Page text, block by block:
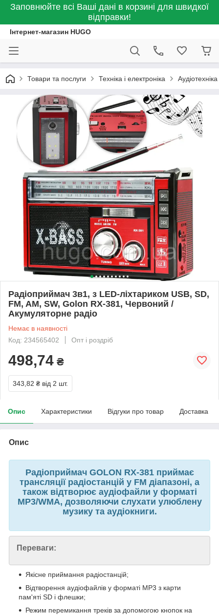
Заповнюйте всі Ваші дані в корзині для швидкої
відправки!
Інтернет-магазин HUGO
Товари та послуги Техніка і електроніка Аудіотехніка
Радіоприймач 3в1, з LED-ліхтариком USB, SD,
FM, AM, SW, Golon RX-381, Червоний /
Акумуляторне радіо
Немає в наявності
Код: 234565402
Опт і роздріб
498,74 ₴
343,82 ₴ від 2 шт.
Опис Характеристики Відгуки про товар Доставка
Опис
Радіоприймач GOLON RX-381 приймає
трансляції радіостанцій у FM діапазоні, а
також відтворює аудіофайли у форматі
MP3/WMA, дозволяючи слухати улюблену
музику та аудіокниги.
Переваги:
Якісне приймання радіостанцій;
Відтворення аудіофайлів у форматі MP3 з карти
пам'яті SD і флешки;
Режим перемикання треків за допомогою кнопок на